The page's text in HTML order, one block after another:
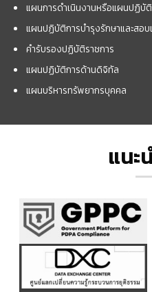
แผนการดำเนินงานหรือแผนปฏิบั
แผนปฏิบัติการบำรุงรักษาและสอ
คำรับรองปฏิบัติราชการ
แผนปฏิบัติการด้านดิจิทัล
แผนบริหารทรัพยากรบุคคล
แนะ